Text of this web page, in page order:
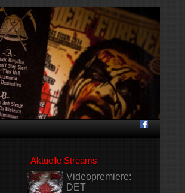
Aktuelle Streams
Videopremiere:
DET